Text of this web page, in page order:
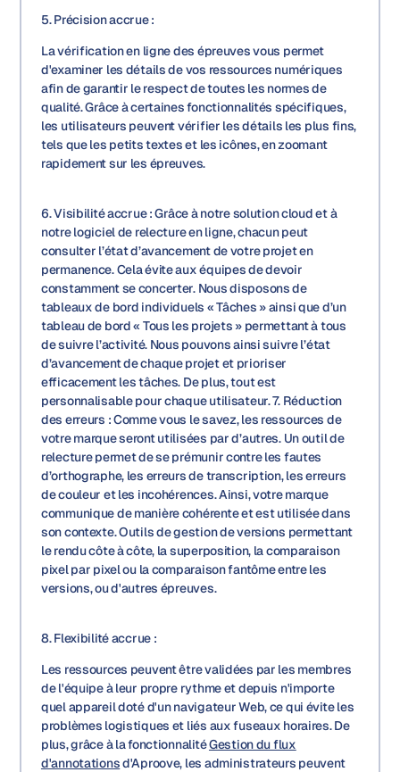
5. Précision accrue :
La vérification en ligne des épreuves vous permet
d'examiner les détails de vos ressources numériques
afin de garantir le respect de toutes les normes de
qualité. Grâce à certaines fonctionnalités spécifiques,
les utilisateurs peuvent vérifier les détails les plus fins,
tels que les petits textes et les icônes, en zoomant
rapidement sur les épreuves.
6. Visibilité accrue : Grâce à notre solution cloud et à
notre logiciel de relecture en ligne, chacun peut
consulter l’état d’avancement de votre projet en
permanence. Cela évite aux équipes de devoir
constamment se concerter. Nous disposons de
tableaux de bord individuels « Tâches » ainsi que d’un
tableau de bord « Tous les projets » permettant à tous
de suivre l’activité. Nous pouvons ainsi suivre l’état
d’avancement de chaque projet et prioriser
efficacement les tâches. De plus, tout est
personnalisable pour chaque utilisateur. 7. Réduction
des erreurs : Comme vous le savez, les ressources de
votre marque seront utilisées par d’autres. Un outil de
relecture permet de se prémunir contre les fautes
d’orthographe, les erreurs de transcription, les erreurs
de couleur et les incohérences. Ainsi, votre marque
communique de manière cohérente et est utilisée dans
son contexte. Outils de gestion de versions permettant
le rendu côte à côte, la superposition, la comparaison
pixel par pixel ou la comparaison fantôme entre les
versions, ou d'autres épreuves.
8. Flexibilité accrue :
Les ressources peuvent être validées par les membres
de l'équipe à leur propre rythme et depuis n'importe
quel appareil doté d'un navigateur Web, ce qui évite les
problèmes logistiques et liés aux fuseaux horaires. De
plus, grâce à la fonctionnalitéGestion du flux
d'annotationsd'Aproove, les administrateurs peuvent